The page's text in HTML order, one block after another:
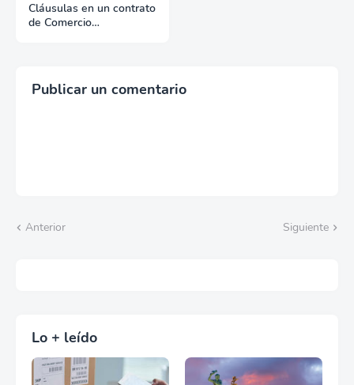
Cláusulas en un contrato
de Comercio
Publicar un comentario
Anterior Siguiente
Lo + leído